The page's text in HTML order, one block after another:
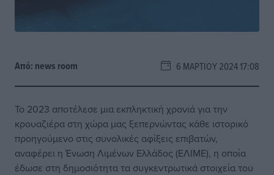
Από: news room 6 ΜΑΡΤΊΟΥ 2024 17:08
Το 2023 αποτέλεσε μια εκπληκτική χρονιά για την
κρουαζιέρα στη χώρα μας ξεπερνώντας κάθε ιστορικό
προηγούμενο στις συνολικές αφίξεις επιβατών,
αναφέρει η Ένωση Λιμένων Ελλάδος (ΕΛΙΜΕ), η οποία
έδωσε στη δημοσιότητα τα συγκεντρωτικά στοιχεία του